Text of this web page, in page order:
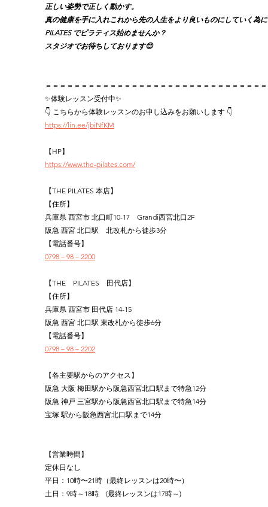
正しい姿勢で正しく動かす。
真の健康を手に入れこれから先の人生をより良いものにしていく為
PILATES でピラティス始めませんか？
スタジオでお待ちしております😊
＝＝＝＝＝＝＝＝＝＝＝＝＝＝＝＝＝＝＝＝＝＝＝＝＝＝＝＝＝＝
✨体験レッスン受付中✨
👇 こちらから体験レッスンのお申し込みをお願いします 👇
https://lin.ee/jbiNfKM
【HP】
https://www.the-pilates.com/
【THE PILATES 本店】
【住所】
兵庫県 西宮市 北口町10-17　Grandi西宮北口2F
阪急 西宮 北口駅　北改札から徒歩3分
【電話番号】
0798－98－2200
【THE　PILATES　田代店】
【住所】
兵庫県 西宮市 田代店 14-15
阪急 西宮 北口駅 東改札から徒歩6分
【電話番号】
0798－98－2202
【各主要駅からのアクセス】
阪急 大阪 梅田駅から阪急西宮北口駅まで特急12分
阪急 神戸 三宮駅から阪急西宮北口駅まで特急14分
宝塚 駅から阪急西宮北口駅まで14分
【営業時間】
定休日なし
平日：10時〜21時（最終レッスンは20時〜）
土日：9時～18時　(最終レッスンは17時～)